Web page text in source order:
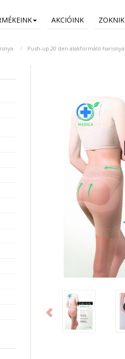
AKCIÓINK ZOKNIK
Push-up 20 den alakformáló harisnya
Previous